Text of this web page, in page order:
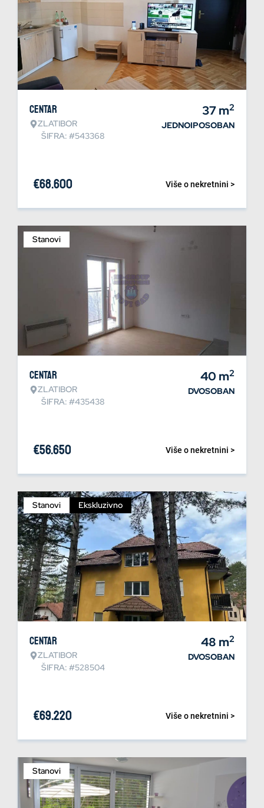
Centar
ZLATIBOR
ŠIFRA: #543368
37m2
JEDNOIPOSOBAN
Više o nekretnini >
€68.600
Stanovi
Centar
ZLATIBOR
ŠIFRA: #435438
40 m2
DVOSOBAN
Više o nekretnini >
€56.650
Stanovi Ekskluzivno
Centar
ZLATIBOR
ŠIFRA: #528504
48 m2
DVOSOBAN
Više o nekretnini >
€69.220
Stanovi